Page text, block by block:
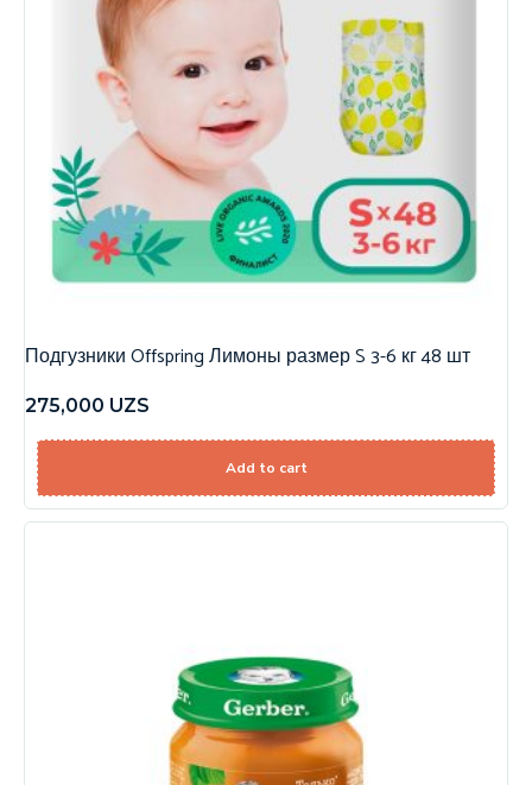
Подгузники Offspring Лимоны размер S 3-6 кг 48 шт
275,000 UZS
Add to cart